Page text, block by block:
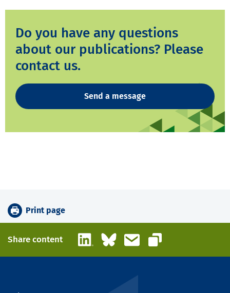
Do you have any questions
about our publications? Please
contact us.
Send a message
Print page
Share content LinkedInBlueskyEmail
Copy link